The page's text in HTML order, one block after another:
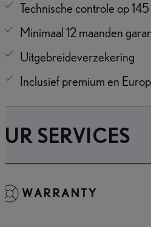
Technische controle op
Minimaal 12 maanden
Uitgebreideverzekering
Inclusief premium en
SERVICES
WARRANTY